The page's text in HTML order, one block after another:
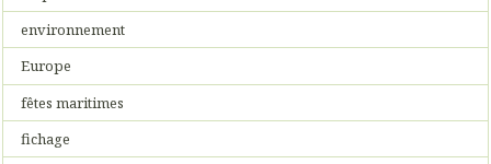
environnement
Europe
fêtes maritimes
fichage